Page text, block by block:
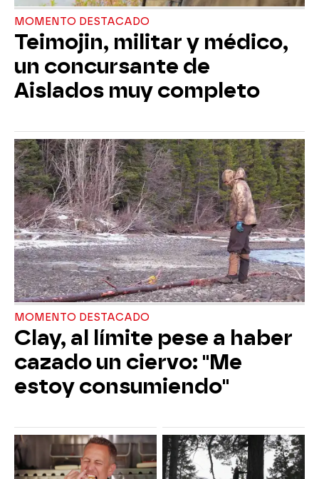
MOMENTO DESTACADO
Teimojin, militar y médico,
un concursante de
Aislados muy completo
MOMENTO DESTACADO
Clay, al límite pese a haber
cazado un ciervo: "Me
estoy consumiendo"